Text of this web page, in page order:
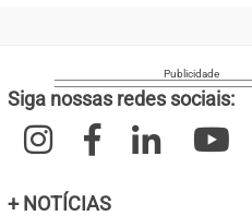
Siga nossas redes sociais:
+ NOTÍCIAS